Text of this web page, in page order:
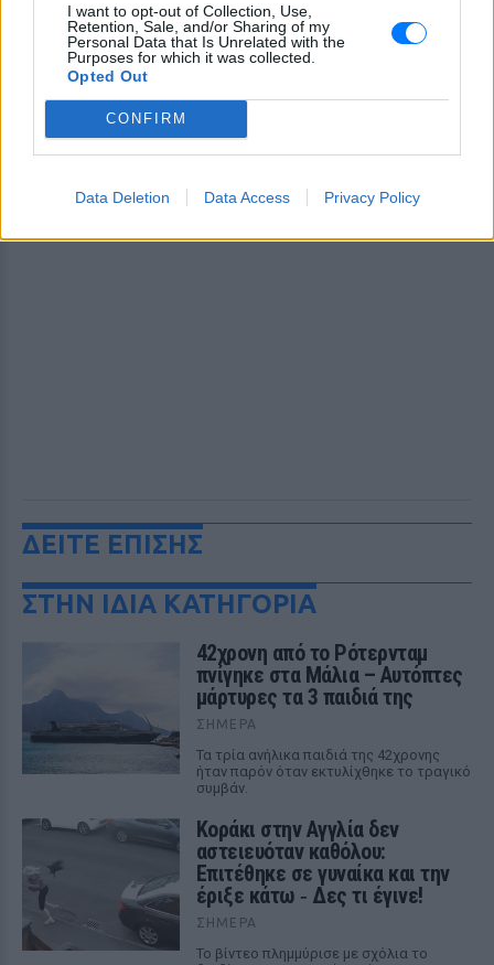
I want to opt-out of Collection, Use,
Retention, Sale, and/or Sharing of my
Personal Data that Is Unrelated with the
Purposes for which it was collected.
Opted Out
CONFIRM
Data Deletion Data Access Privacy Policy
ΔΙΑΦΗΜΙΣΗ
ΔΕΙΤΕ ΕΠΙΣΗΣ
ΣΤΗΝ ΙΔΙΑ ΚΑΤΗΓΟΡΙΑ
42χρονη από το Ρότερνταμ
πνίγηκε στα Μάλια – Αυτόπτες
μάρτυρες τα 3 παιδιά της
ΣΉΜΕΡΑ
Τα τρία ανήλικα παιδιά της 42χρονης
ήταν παρόν όταν εκτυλίχθηκε το τραγικό
συμβάν.
Kοράκι στην Αγγλία δεν
αστειευόταν καθόλου:
Επιτέθηκε σε γυναίκα και την
έριξε κάτω ‑ Δες τι έγινε!
ΣΉΜΕΡΑ
Το βίντεο πλημμύρισε με σχόλια το